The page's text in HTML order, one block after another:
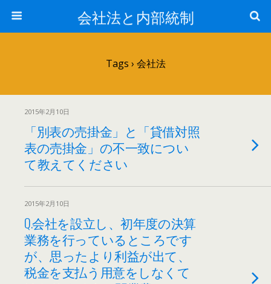
会社法と内部統制
Tags › 会社法
2015年2月10日
「別表の売掛金」と「貸借対照
表の売掛金」の不一致につい
て教えてください
2015年2月10日
Q.会社を設立し、初年度の決算
業務を行っているところです
が、思ったより利益が出て、
税金を支払う用意をしなくて